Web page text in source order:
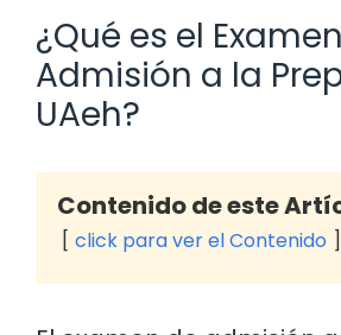
¿Qué es el
Admisión a la
UAeh?
Contenido de este
click para ver el Contenido